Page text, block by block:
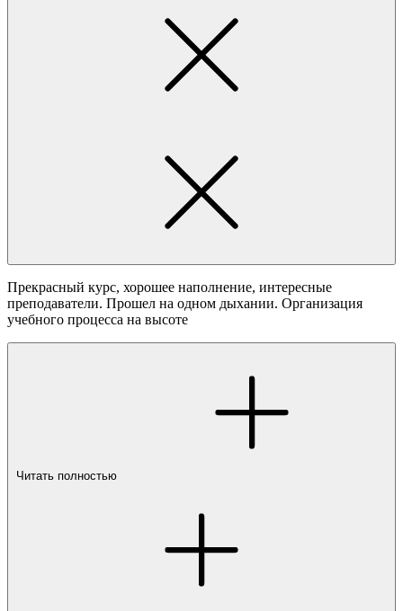
Прекрасный курс, хорошее наполнение, интересные
преподаватели. Прошел на одном дыхании. Организация
учебного процесса на высоте
Читать полностью